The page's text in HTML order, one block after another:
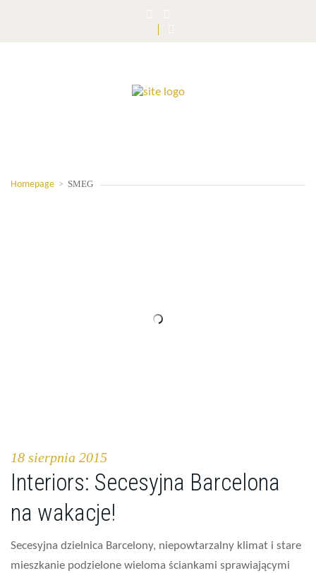
Homepage > SMEG
18 sierpnia 2015
Interiors: Secesyjna Barcelona
na wakacje!
Secesyjna dzielnica Barcelony, niepowtarzalny klimat i stare
mieszkanie podzielone wieloma ściankami sprawiającymi